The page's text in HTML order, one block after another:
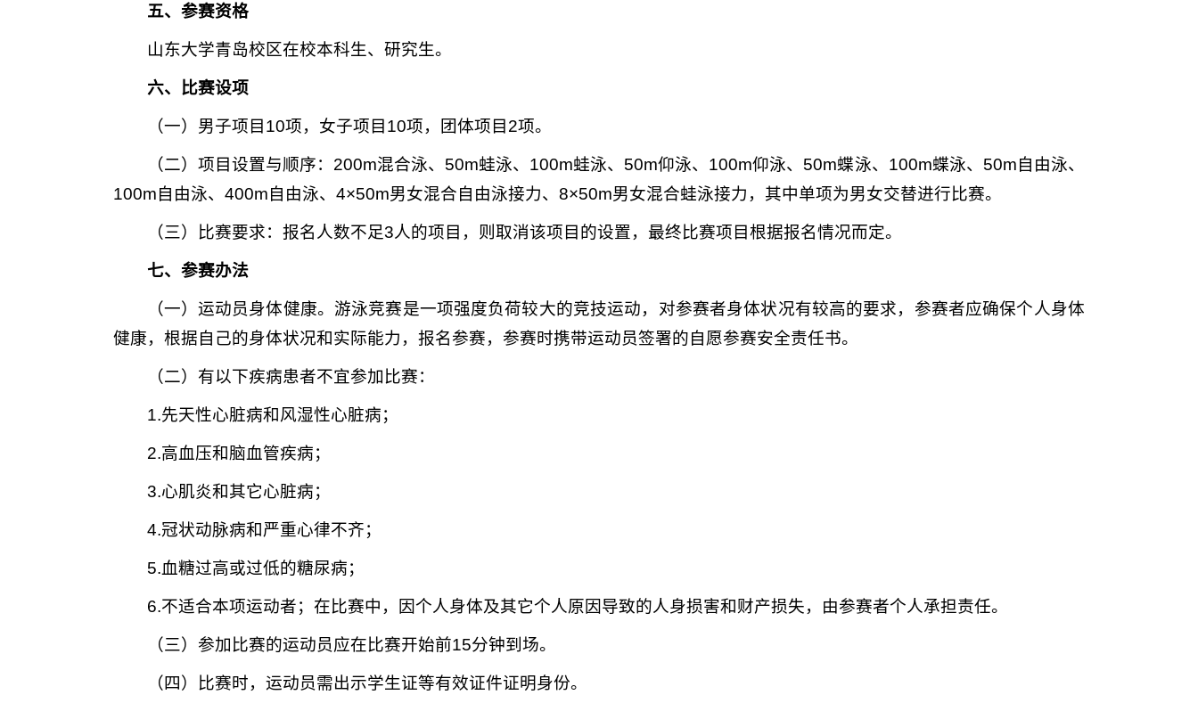
五、参赛资格
山东大学青岛校区在校本科生、研究生。
六、比赛设项
（一）男子项目10项，女子项目10项，团体项目2项。
（二）项目设置与顺序：200m混合泳、50m蛙泳、100m蛙泳、50m仰泳、100m仰泳、50m蝶泳、100m蝶泳、50m自由泳、
100m自由泳、400m自由泳、4×50m男女混合自由泳接力、8×50m男女混合蛙泳接力，其中单项为男女交替进行比赛。
（三）比赛要求：报名人数不足3人的项目，则取消该项目的设置，最终比赛项目根据报名情况而定。
七、参赛办法
（一）运动员身体健康。游泳竞赛是一项强度负荷较大的竞技运动，对参赛者身体状况有较高的要求，参赛者应确保个人身体
健康，根据自己的身体状况和实际能力，报名参赛，参赛时携带运动员签署的自愿参赛安全责任书。
（二）有以下疾病患者不宜参加比赛：
1.先天性心脏病和风湿性心脏病；
2.高血压和脑血管疾病；
3.心肌炎和其它心脏病；
4.冠状动脉病和严重心律不齐；
5.血糖过高或过低的糖尿病；
6.不适合本项运动者；在比赛中，因个人身体及其它个人原因导致的人身损害和财产损失，由参赛者个人承担责任。
（三）参加比赛的运动员应在比赛开始前15分钟到场。
（四）比赛时，运动员需出示学生证等有效证件证明身份。